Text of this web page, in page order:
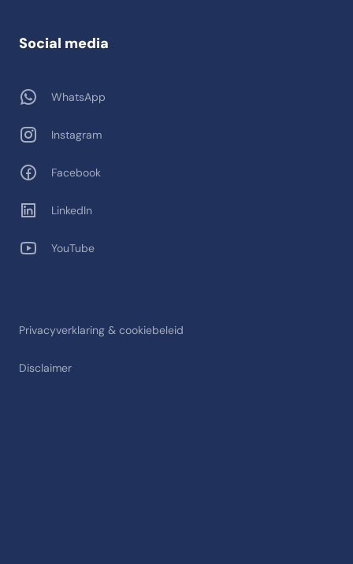
Privacyverklaring & cookiebeleid
Disclaimer
Social media
WhatsApp
Instagram
Facebook
LinkedIn
YouTube